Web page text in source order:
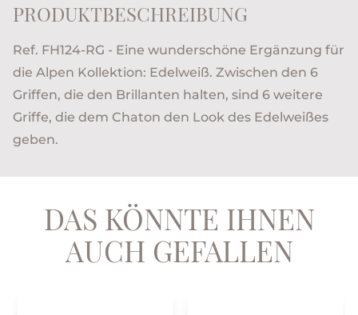
PRODUKTBESCHREIBUNG
Ref. FH124-RG - Eine wunderschöne Ergänzung für
die Alpen Kollektion: Edelweiß. Zwischen den 6
Griffen, die den Brillanten halten, sind 6 weitere
Griffe, die dem Chaton den Look des Edelweißes
geben.
DAS KÖNNTE IHNEN
AUCH GEFALLEN